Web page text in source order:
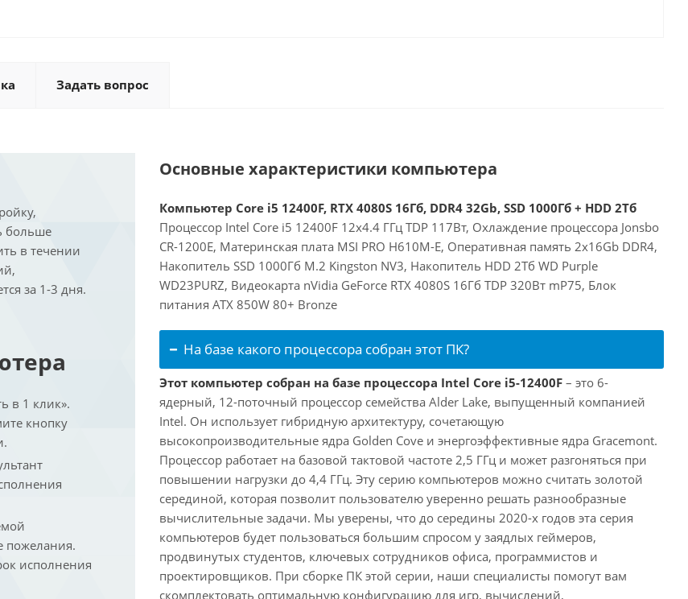
Задать вопрос
больше
в течении
за 1-3 дня.
в 1 клик».
кнопку
пожелания.
исполнения
Основные характеристики компьютера
Компьютер Core i5 12400F, RTX 4080S 16Гб, DDR4 32Gb, SSD 1000Гб + HDD 2Тб
Процессор Intel Core i5 12400F 12x4.4 ГГц TDP 117Вт, Охлаждение процессора Jonsbo
CR-1200E, Материнская плата MSI PRO H610M-E, Оперативная память 2x16Gb DDR4,
Накопитель SSD 1000Гб M.2 Kingston NV3, Накопитель HDD 2Тб WD Purple
WD23PURZ, Видеокарта nVidia GeForce RTX 4080S 16Гб TDP 320Вт mP75, Блок
питания ATX 850W 80+ Bronze
На базе какого процессора собран этот ПК?
Этот компьютер собран на базе процессора Intel Core i5-12400F – это 6-
ядерный, 12-поточный процессор семейства Alder Lake, выпущенный компанией
Intel. Он использует гибридную архитектуру, сочетающую
высокопроизводительные ядра Golden Cove и энергоэффективные ядра Gracemont.
Процессор работает на базовой тактовой частоте 2,5 ГГц и может разгоняться при
повышении нагрузки до 4,4 ГГц. Эту серию компьютеров можно считать золотой
серединой, которая позволит пользователю уверенно решать разнообразные
вычислительные задачи. Мы уверены, что до середины 2020-х годов эта серия
компьютеров будет пользоваться большим спросом у заядлых геймеров,
продвинутых студентов, ключевых сотрудников офиса, программистов и
проектировщиков. При сборке ПК этой серии, наши специалисты помогут вам
скомплектовать оптимальную конфигурацию для игр, вычислений,